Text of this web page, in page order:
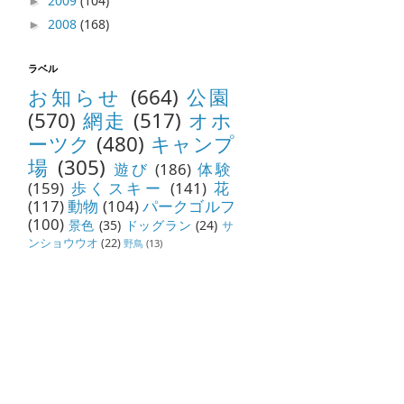
► 2008 (168)
ラベル
お知らせ (664) 公園
(570) 網走 (517) オホ
ーツク (480) キャンプ
場 (305) 遊び (186) 体験
(159) 歩くスキー (141) 花
(117)動物 (104)パークゴルフ
(100) 景色 (35) ドッグラン (24) サ
ンショウウオ (22) 野鳥 (13)